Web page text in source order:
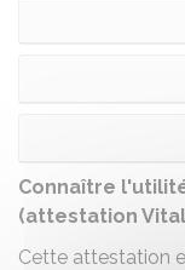
Connaître
(attestation
Cette attestation